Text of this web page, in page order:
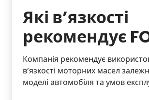
Які в’язкості
рекомендує
Компанія рекомендує
в’язкості моторних масел
моделі автомобіля та умов